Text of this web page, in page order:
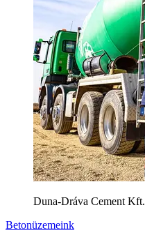
Duna-Dráva Cement Kft.
Betonüzemeink